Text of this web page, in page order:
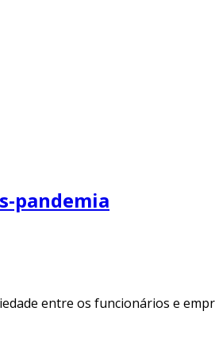
pandemia
entre os funcionários e